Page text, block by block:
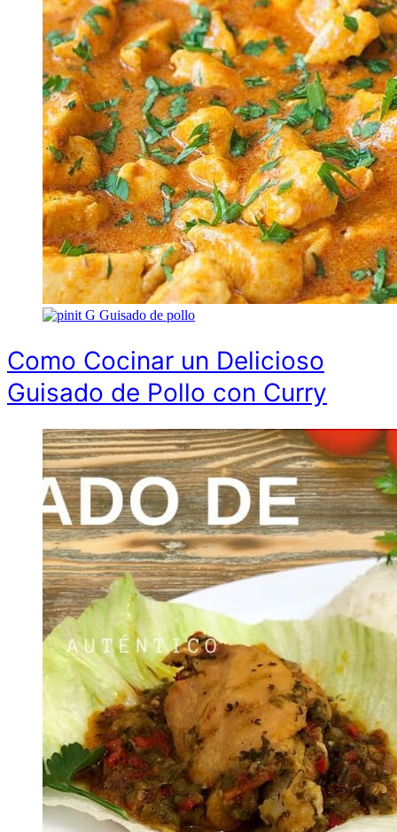
G Guisado de pollo
Como Cocinar un Delicioso
Guisado de Pollo con Curry